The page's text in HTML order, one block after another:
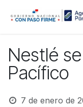
Nestlé
Pacífico
7 de enero de